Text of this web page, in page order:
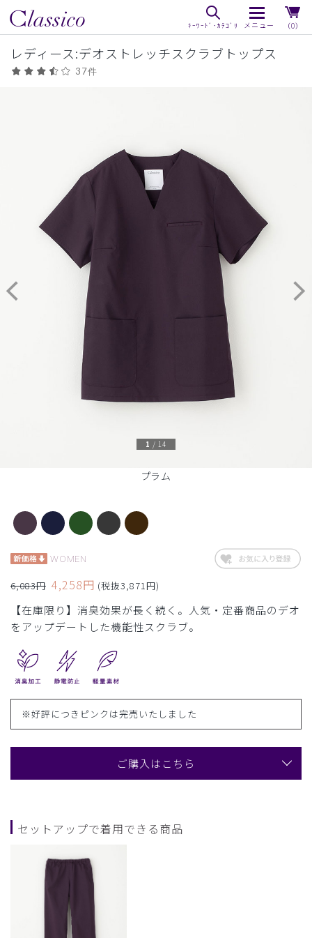
（0）
レディース:デオストレッチスクラブトップス
37件
プラム
1 / 14
WOMEN
6,083円 4,258円 (税抜3,871円)
【在庫限り】消臭効果が長く続く。人気・定番商品のデオ
をアップデートした機能性スクラブ。
※好評につきピンクは完売いたしました
ご購入はこちら
セットアップで着用できる商品